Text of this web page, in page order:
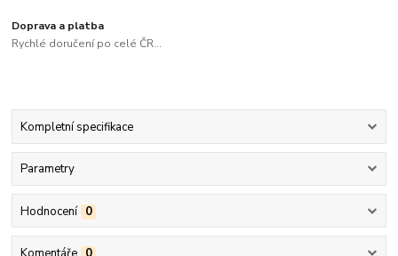
Doprava a platba
Rychlé doručení po celé ČR...
Kompletní specifikace
Parametry
Hodnocení 0